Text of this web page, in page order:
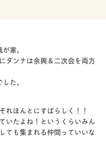
家。
ダンナは余興＆二次会を両方
た。
れほんとにすばらしく！！
いたよね！というくらいみん
ても集まれる仲間っていいな